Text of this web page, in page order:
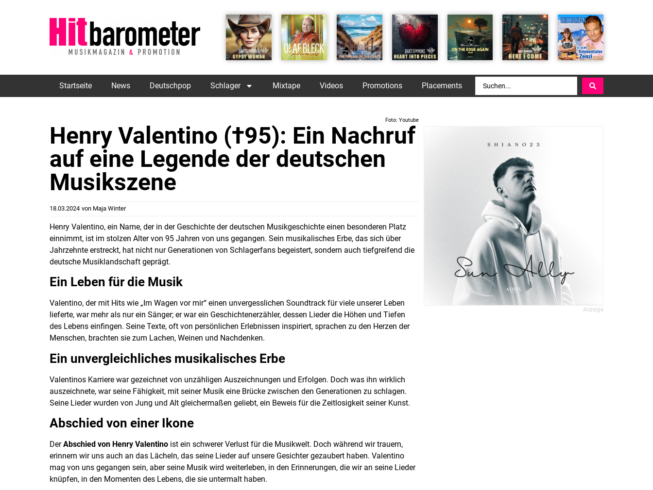
Startseite News Deutschpop Schlager Mixtape Videos Promotions Placements
Foto: Youtube
Henry Valentino (†95): Ein Nachruf
auf eine Legende der deutschen
Musikszene
18.03.2024 von Maja Winter
Henry Valentino, ein Name, der in der Geschichte der deutschen Musikgeschichte einen besonderen Platz
einnimmt, ist im stolzen Alter von 95 Jahren von uns gegangen. Sein musikalisches Erbe, das sich über
Jahrzehnte erstreckt, hat nicht nur Generationen von Schlagerfans begeistert, sondern auch tiefgreifend die
deutsche Musiklandschaft geprägt.
Ein Leben für die Musik
Valentino, der mit Hits wie „Im Wagen vor mir“ einen unvergesslichen Soundtrack für viele unserer Leben
lieferte, war mehr als nur ein Sänger; er war ein Geschichtenerzähler, dessen Lieder die Höhen und Tiefen
des Lebens einfingen. Seine Texte, oft von persönlichen Erlebnissen inspiriert, sprachen zu den Herzen der
Menschen, brachten sie zum Lachen, Weinen und Nachdenken.
Ein unvergleichliches musikalisches Erbe
Valentinos Karriere war gezeichnet von unzähligen Auszeichnungen und Erfolgen. Doch was ihn wirklich
auszeichnete, war seine Fähigkeit, mit seiner Musik eine Brücke zwischen den Generationen zu schlagen.
Seine Lieder wurden von Jung und Alt gleichermaßen geliebt, ein Beweis für die Zeitlosigkeit seiner Kunst.
Abschied von einer Ikone
DerAbschied von Henry Valentino ist ein schwerer Verlust für die Musikwelt. Doch während wir trauern,
erinnern wir uns auch an das Lächeln, das seine Lieder auf unsere Gesichter gezaubert haben. Valentino
mag von uns gegangen sein, aber seine Musik wird weiterleben, in den Erinnerungen, die wir an seine Lieder
knüpfen, in den Momenten des Lebens, die sie untermalt haben.
Anzeige